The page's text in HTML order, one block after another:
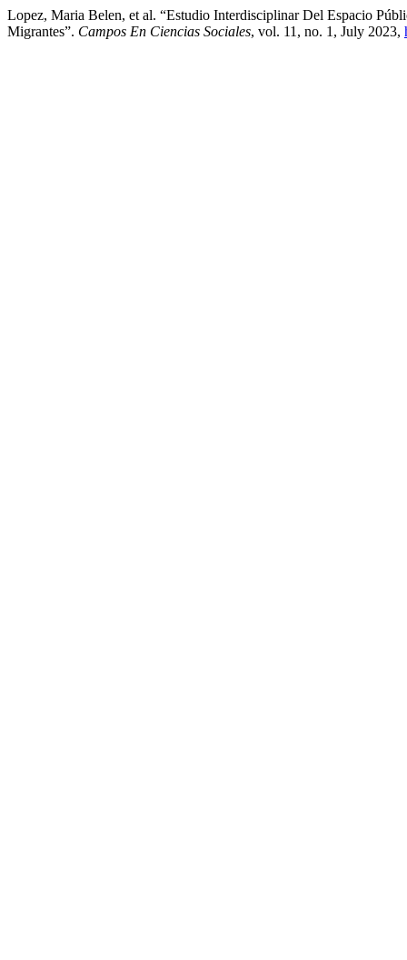
Lopez, Maria Belen, et al. “Estudio Interdisciplinar Del Espacio
Migrantes”. Campos En Ciencias Sociales, vol. 11, no. 1, July 2023,